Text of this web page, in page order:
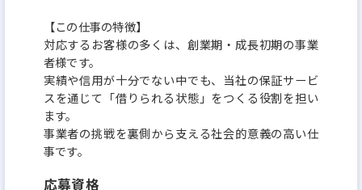
【この仕事の特徴】
対応するお客様の多くは、創業期・成長初期の事業
者様です。
実績や信用が十分でない中でも、当社の保証サービ
スを通じて「借りられる状態」をつくる役割を担い
ます。
事業者の挑戦を裏側から支える社会的意義の高い仕
事です。
応募資格